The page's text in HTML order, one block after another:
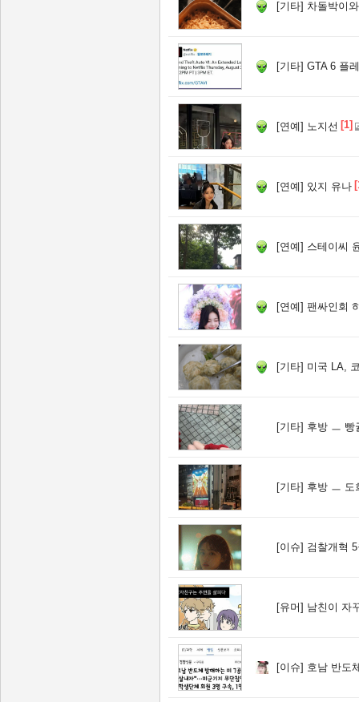
[기타] 차돌박이
[기타] GTA 6 플레
[연예] 노지선 [1]
[연예] 있지 유나
[연예] 스테이씨
[연예] 팬싸인회
[기타] 미국 LA, 코
[기타] 후방 ㅡ 빵
[기타] 후방 ㅡ 도
[이슈] 검찰개혁
[유머] 남친이 자
[이슈] 호남 반도체 방해하는 미